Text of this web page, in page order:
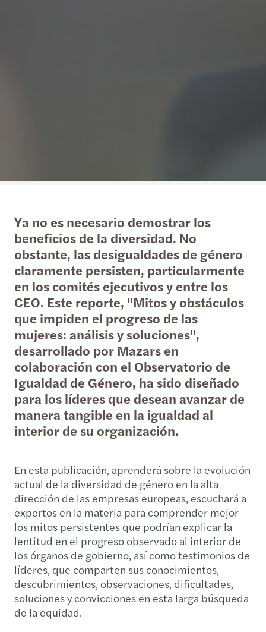
Ya no es necesario demostrar los
beneficios de la diversidad. No
obstante, las desigualdades de género
claramente persisten, particularmente
en los comités ejecutivos y entre los
CEO. Este reporte, "Mitos y obstáculos
que impiden el progreso de las
mujeres: análisis y soluciones",
desarrollado por Mazars en
colaboración con el Observatorio de
Igualdad de Género, ha sido diseñado
para los líderes que desean avanzar de
manera tangible en la igualdad al
interior de su organización.
En esta publicación, aprenderá sobre la evolución
actual de la diversidad de género en la alta
dirección de las empresas europeas, escuchará a
expertos en la materia para comprender mejor
los mitos persistentes que podrían explicar la
lentitud en el progreso observado al interior de
los órganos de gobierno, así como testimonios de
líderes, que comparten sus conocimientos,
descubrimientos, observaciones, dificultades,
soluciones y convicciones en esta larga búsqueda
de la equidad.